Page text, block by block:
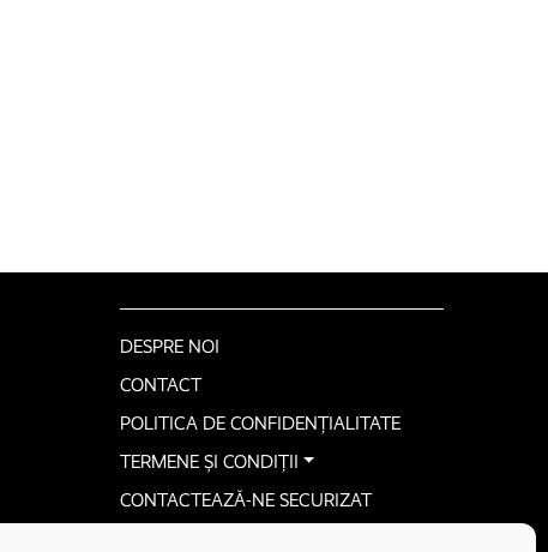
DESPRE NOI
CONTACT
POLITICA DE CONFIDENȚIALITATE
TERMENE ȘI CONDIȚII
CONTACTEAZĂ-NE SECURIZAT